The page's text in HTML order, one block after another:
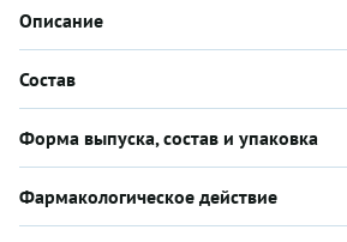
Описание
Состав
Форма выпуска, состав и упаковка
Фармакологическое действие